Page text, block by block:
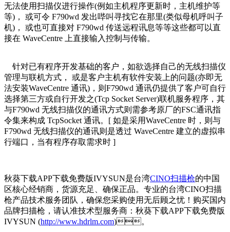
无法使用扫描仪进行操作(例如主机程序更新时，主机维护等
等)， 或可令 F790wd 发出哔叫寻找它在那里(类似母机呼叫子
机)， 或也可直接对 F790wd 传送远程讯息等等这些都可以直
接在 WaveCentre 上直接输入控制与传输。
针对已有程序开发基础的客户，如欲选择自己的无线扫描仪
管理与联机方式， 或是客户主机有软件安装上的问题(亦即无
法安装WaveCentre 通讯)，则F790wd 通讯仍提供了客户可自行
选择第三方或自行开发之(Tcp Socket Server)联机服务程序，其
与F790wd 无线扫描仪的通讯方式则需参考原厂的FSC通讯指
令集来构成 TcpSocket 通讯。[ 如是采用WaveCentre 时，则与
F790wd 无线扫描仪的通讯则是透过 WaveCentre 建立的虚拟串
行端口，当有程序存取需求时 ]
秋葵下载APP下载免费版IVYSUN是台湾CINO扫描枪的中国
区核心经销商，货源充足、确保正品。专业的台湾CINO扫描
枪产品技术服务团队，确保您采购使用无后顾之忧！购买国内
品牌扫描枪，请认准技术型服务商：秋葵下载APP下载免费版
IVYSUN (http://www.hdrlm.com)。